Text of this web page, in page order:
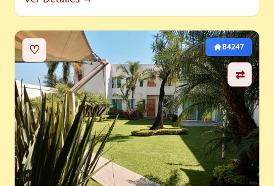
♡
⇄
B4247